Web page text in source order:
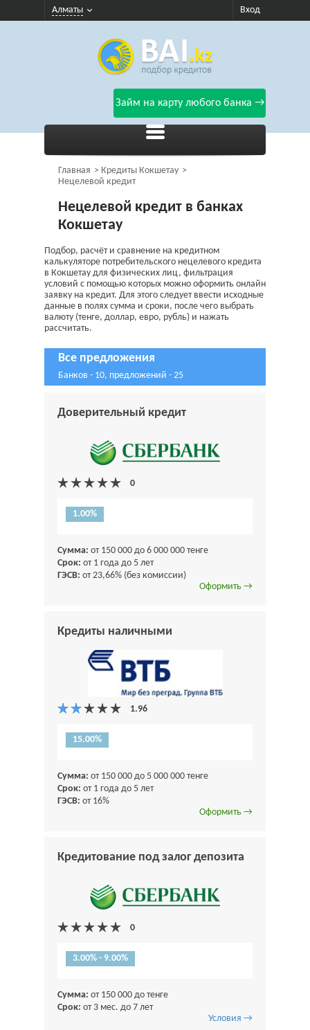
Алматы Вход
Займ на карту любого банка →
Главная
Кредиты Кокшетау
Нецелевой кредит
Нецелевой кредит в банках
Кокшетау
Подбор, расчёт и сравнение на кредитном
калькуляторе потребительского нецелевого кредита
в Кокшетау для физических лиц, фильтрация
условий с помощью которых можно оформить онлайн
заявку на кредит. Для этого следует ввести исходные
данные в полях сумма и сроки, после чего выбрать
валюту (тенге, доллар, евро, рубль) и нажать
рассчитать.
Все предложения
Банков - 10, предложений - 25
Доверительный кредит
1.00%
Сумма: от 150 000 до 6 000 000 тенге
Срок: от 1 года до 5 лет
ГЭСВ: от 23,66% (без комиссии)
Оформить →
Кредиты наличными
15.00%
Сумма: от 150 000 до 5 000 000 тенге
Срок: от 1 года до 5 лет
ГЭСВ: от 16%
Оформить →
Кредитование под залог депозита
3.00% - 9.00%
Сумма: от 150 000 до тенге
Срок: от 3 мес. до 7 лет
Условия →